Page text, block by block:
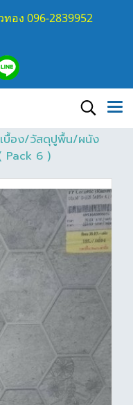
อง 096-2839952
เบื้อง/วัสดุปูพื้น/ผนัง
Pack 6 )